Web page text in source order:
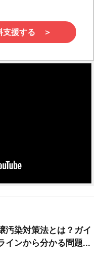
支援する ＞
汚染対策法とは？ガイ
インから分かる問題...